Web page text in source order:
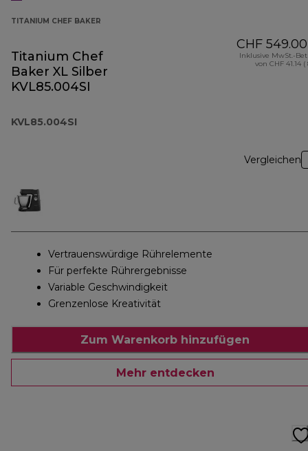
TITANIUM CHEF BAKER
Titanium Chef
Baker XL Silber
KVL85.004SI
KVL85.004SI
CHF 549.00
Inklusive MwSt.-
von CHF 41.14 (
Vergleichen
Vertrauenswürdige Rührelemente
Für perfekte Rührergebnisse
Variable Geschwindigkeit
Grenzenlose Kreativität
Zum Warenkorb hinzufügen
Mehr entdecken